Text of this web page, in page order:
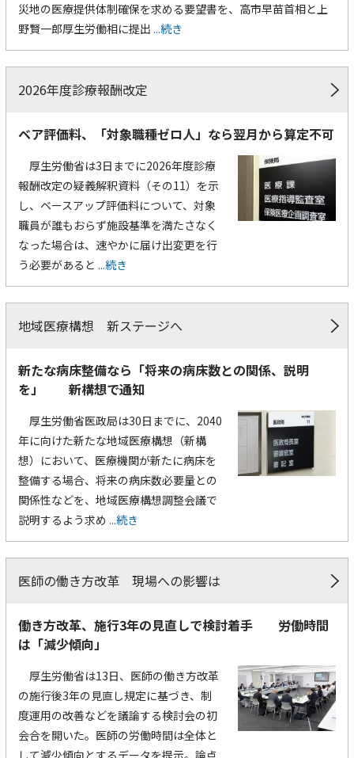
災地の医療提供体制確保を求める要望書を、高市早苗首相と上
野賢一郎厚生労働相に提出 ...続き
2026年度診療報酬改定
ベア評価料、「対象職種ゼロ人」なら翌月から算定不可
厚生労働省は3日までに2026年度診療
報酬改定の疑義解釈資料（その11）を示
し、ベースアップ評価料について、対象
職員が誰もおらず施設基準を満たさなく
なった場合は、速やかに届け出変更を行
う必要があると ...続き
地域医療構想 新ステージへ
新たな病床整備なら「将来の病床数との関係、説明
を」 新構想で通知
厚生労働省医政局は30日までに、2040
年に向けた新たな地域医療構想（新構
想）において、医療機関が新たに病床を
整備する場合、将来の病床数必要量との
関係性などを、地域医療構想調整会議で
説明するよう求め ...続き
医師の働き方改革 現場への影響は
働き方改革、施行3年の見直しで検討着手 労働時間
は「減少傾向」
厚生労働省は13日、医師の働き方改革
の施行後3年の見直し規定に基づき、制
度運用の改善などを議論する検討会の初
会合を開いた。医師の労働時間は全体と
して減少傾向とするデータを提示。論点